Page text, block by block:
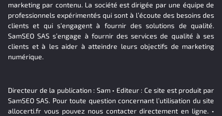
marketing par contenu. La société est dirigée par une équipe de
professionnels expérimentés qui sont à l’écoute des besoins des
clients et qui s’engagent à fournir des solutions de qualité.
SamSEO SAS s’engage à fournir des services de qualité à ses
clients et à les aider à atteindre leurs objectifs de marketing
numérique.
Directeur de la publication : Sam • Editeur : Ce site est produit par
SamSEO SAS. Pour toute question concernant l’utilisation du site
allocerti.fr vous pouvez nous contacter directement en ligne. •